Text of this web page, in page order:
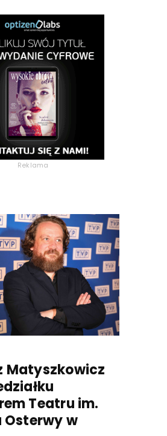
Reklama
Matyszkowicz
Teatru im.
Osterwy w